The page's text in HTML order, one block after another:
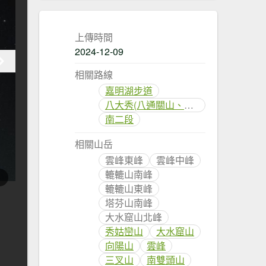
上傳時間
2024-12-09
相關路線
嘉明湖步道
八大秀(八通關山、大水窟山、秀姑巒山)
南二段
相關山岳
雲峰東峰
雲峰中峰
轆轆山南峰
轆轆山東峰
塔芬山南峰
大水窟山北峰
秀姑巒山
大水窟山
向陽山
雲峰
三叉山
南雙頭山